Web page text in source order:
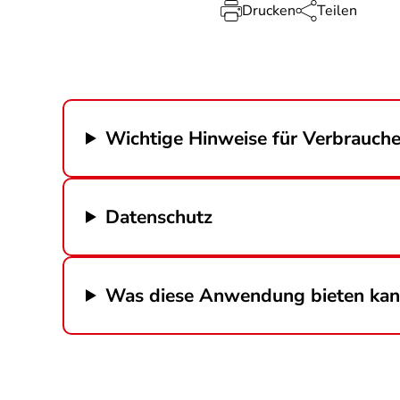
Drucken Teilen
Wichtige Hinweise für
Datenschutz
Was diese Anwendung bieten